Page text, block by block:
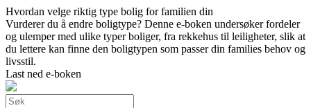
Hvordan velge riktig type bolig for familien din
Vurderer du å endre boligtype? Denne e-boken undersøker fordeler
og ulemper med ulike typer boliger, fra rekkehus til leiligheter, slik at
du lettere kan finne den boligtypen som passer din families behov og
livsstil.
Last ned e-boken